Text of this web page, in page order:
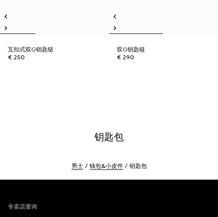
互扣式双G钥匙链
€ 250
双G钥匙链
€ 290
钥匙包
男士 钱包&小皮件 钥匙包
专卖店查询